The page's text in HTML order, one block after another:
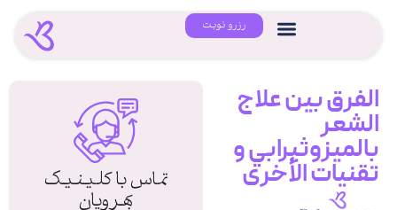
رزرو نوبت
الفرق بين علاج
الشعر
بالميزوثيرابي و
تقنیات الأخری تماس با کلینیک
بهرویان